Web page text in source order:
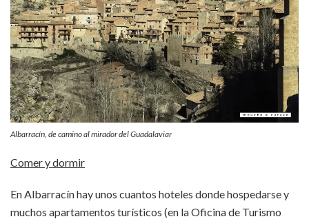
Albarracín, de camino al mirador del Guadalaviar
Comer y dormir
En Albarracín hay unos cuantos hoteles donde hospedarse y
muchos apartamentos turísticos (en la Oficina de Turismo